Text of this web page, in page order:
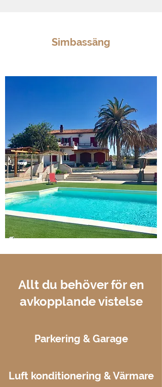
Simbassäng
Allt du behöver för en
avkopplande vistelse
Parkering & Garage
Luft konditionering & Värmare